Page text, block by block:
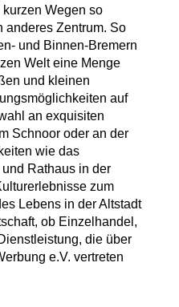
Wegen so
anderes Zentrum. So
und Binnen-Bremern
Welt eine Menge
und kleinen
auf
an exquisiten
Schnoor oder an der
wie das
Rathaus in der
zum
Lebens in der Altstadt
ob Einzelhandel,
die über
e.V. vertreten